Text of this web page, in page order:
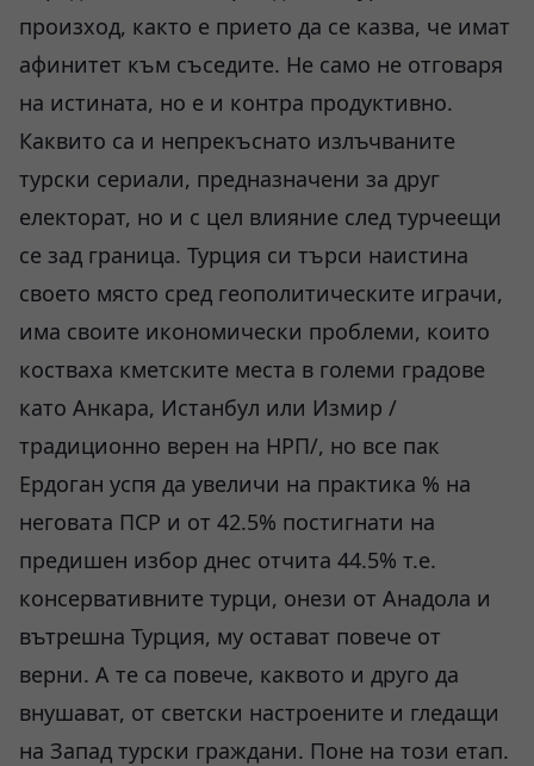
произход, както е прието да се казва, че имат
афинитет към съседите. Не само не отговаря
на истината, но е и контра продуктивно.
Каквито са и непрекъснато излъчваните
турски сериали, предназначени за друг
електорат, но и с цел влияние след турчеещи
се зад граница. Турция си търси наистина
своето място сред геополитическите играчи,
има своите икономически проблеми, които
костваха кметските места в големи градове
като Анкара, Истанбул или Измир /
традиционно верен на НРП/, но все пак
Ердоган успя да увеличи на практика % на
неговата ПСР и от 42.5% постигнати на
предишен избор днес отчита 44.5% т.е.
консервативните турци, онези от Анадола и
вътрешна Турция, му остават повече от
верни. А те са повече, каквото и друго да
внушават, от светски настроените и гледащи
на Запад турски граждани. Поне на този етап.